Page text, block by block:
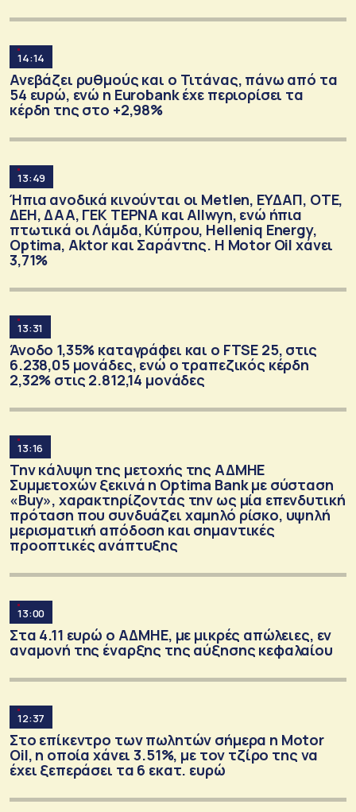
14:14
Ανεβάζει ρυθμούς και ο Τιτάνας, πάνω από τα
54 ευρώ, ενώ η Eurobank έχε περιορίσει τα
κέρδη της στο +2,98%
13:49
Ήπια ανοδικά κινούνται οι Metlen, ΕΥΔΑΠ, ΟΤΕ,
ΔΕΗ, ΔΑΑ, ΓΕΚ ΤΕΡΝΑ και Allwyn, ενώ ήπια
πτωτικά οι Λάμδα, Κύπρου, Helleniq Energy,
Optima, Aktor και Σαράντης. Η Motor Oil χάνει
3,71%
13:31
Άνοδο 1,35% καταγράφει και ο FTSE 25, στις
6.238,05 μονάδες, ενώ ο τραπεζικός κέρδη
2,32% στις 2.812,14 μονάδες
13:16
Την κάλυψη της μετοχής της ΑΔΜΗΕ
Συμμετοχών ξεκινά η Optima Bank με σύσταση
«Buy», χαρακτηρίζοντάς την ως μία επενδυτική
πρόταση που συνδυάζει χαμηλό ρίσκο, υψηλή
μερισματική απόδοση και σημαντικές
προοπτικές ανάπτυξης
13:00
Στα 4.11 ευρώ ο ΑΔΜΗΕ, με μικρές απώλειες, εν
αναμονή της έναρξης της αύξησης κεφαλαίου
12:37
Στο επίκεντρο των πωλητών σήμερα η Motor
Oil, η οποία χάνει 3.51%, με τον τζίρο της να
έχει ξεπεράσει τα 6 εκατ. ευρώ